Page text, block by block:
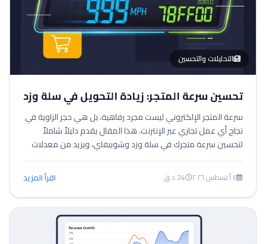
التحليلات والتحسين
تحسين سرعة المتجر: زيادة التحويل في سلة وزد
سرعة المتجر الإلكتروني ليست مجرد رفاهية، بل هي حجر الزاوية في
نجاح أي عمل تجاري عبر الإنترنت. هذا المقال يقدم دليلاً شاملاً
لتحسين سرعة متجرك في سلة وزد وشوبيفاي، ويزيد من معدلات
التحويل بشكل ملحوظ.
٤ أغسطس ٢٠٢٦ 24 د.ق اقرأ المزيد